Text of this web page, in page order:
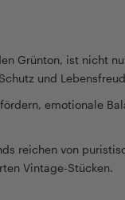
Grünton, ist nicht
und
emotionale
reichen von
Vintage-Stücken.